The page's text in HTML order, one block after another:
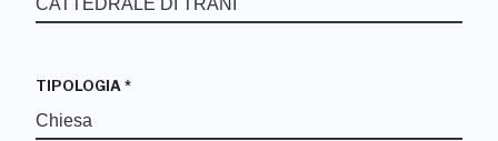
TIPOLOGIA *